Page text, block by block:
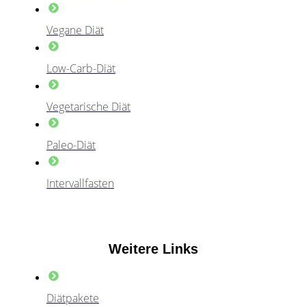
Vegane Diät
Low-Carb-Diät
Vegetarische Diät
Paleo-Diät
Intervallfasten
Weitere Links
Diätpakete